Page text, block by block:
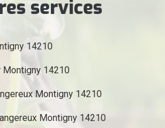
services
14210
Montigny 14210
Montigny 14210
Montigny 14210